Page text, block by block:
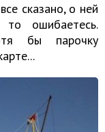
сказано, о ней
ошибаетесь.
бы парочку